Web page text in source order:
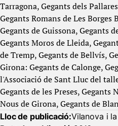
Tarragona, Gegants dels
Gegants Romans de Les Borges
Gegants de Guissona, Gegants
Gegants Moros de Lleida,
de Tremp, Gegants de Bellvís,
Girona: Gegants de Calonge,
l'Associació de Sant Lluc del
Gegants de les Preses, Gegants
Nous de Girona, Gegants de
Lloc de publicació:Vilanova i